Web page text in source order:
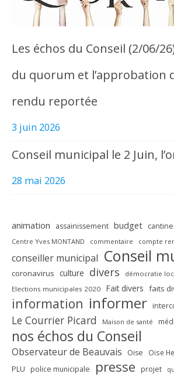
Les échos du Conseil (2/06/
du quorum et l’approbation
rendu reportée
3 juin 2026
Conseil municipal le 2 Juin,
28 mai 2026
animation assainissement budget cantine
Centre Yves MONTAND commentaire compte
conseiller municipal Conseil
coronavirus culture divers démocratie
Elections municipales 2020 Fait divers faits
information informer
Le Courrier Picard Maison de santé
nos échos du Conseil
Observateur de Beauvais Oise Oise
PLU police municipale presse projet